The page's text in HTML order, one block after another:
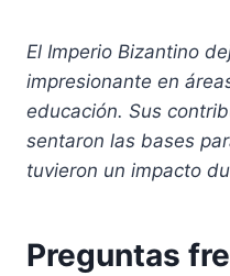
El Imperio Bizantino
impresionante en
educación. Sus
sentaron las bases
tuvieron un impacto
Preguntas